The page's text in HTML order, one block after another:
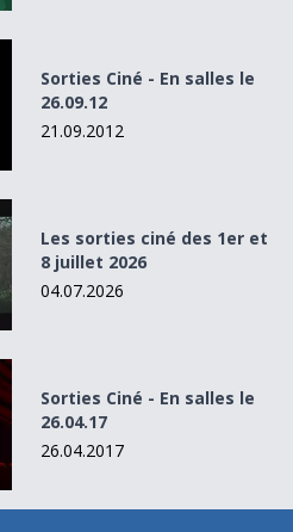
Sorties Ciné - En salles le
26.09.12
21.09.2012
juillet 2026
Les sorties ciné des 1er et
8 juillet 2026
04.07.2026
Sorties Ciné - En salles le
26.04.17
26.04.2017